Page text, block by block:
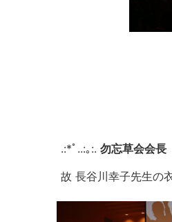
.:*ﾟ..:｡:. 勿忘草会会
故 長谷川幸子先生の